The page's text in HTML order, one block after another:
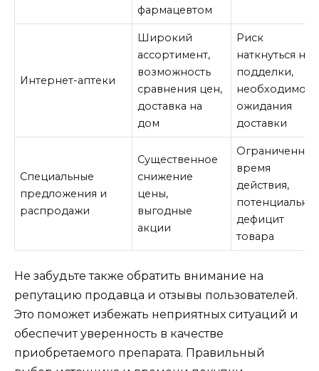
фармацевтом
Интернет-аптеки
Широкий
ассортимент,
возможность
сравнения цен,
доставка на
дом
Риск
наткнуться на
подделки,
ожидания
доставки
Специальные
предложения и
распродажи
Существенное
снижение
цены,
выгодные
акции
Ограниченное
время
действия,
дефицит
товара
Не забудьте также обратить внимание на
репутацию продавца и отзывы пользователей.
Это поможет избежать неприятных ситуаций и
обеспечит уверенность в качестве
приобретаемого препарата. Правильный